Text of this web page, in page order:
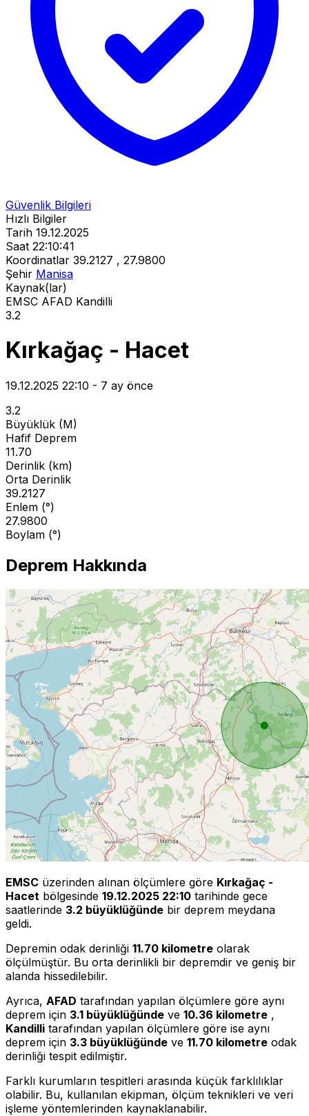
Güvenlik Bilgileri
Hızlı Bilgiler
Tarih 19.12.2025
Saat 22:10:41
Koordinatlar 39.2127 , 27.9800
Şehir Manisa
Kaynak(lar)
EMSC AFAD Kandilli
3.2
Kırkağaç - Hacet
19.12.2025 22:10 - 7 ay önce
3.2
Büyüklük (M)
Hafif Deprem
11.70
Derinlik (km)
Orta Derinlik
39.2127
Enlem (°)
27.9800
Boylam (°)
Deprem Hakkında
EMSC üzerinden alınan ölçümlere göre Kırkağaç -
Hacet bölgesinde 19.12.2025 22:10 tarihinde gece
saatlerinde 3.2 büyüklüğünde bir deprem meydana
geldi.
Depremin odak derinliği 11.70 kilometre olarak
ölçülmüştür. Bu orta derinlikli bir depremdir ve geniş bir
alanda hissedilebilir.
Ayrıca, AFAD tarafından yapılan ölçümlere göre aynı
deprem için 3.1 büyüklüğünde ve 10.36 kilometre ,
Kandilli tarafından yapılan ölçümlere göre ise aynı
deprem için 3.3 büyüklüğünde ve 11.70 kilometre odak
derinliği tespit edilmiştir.
Farklı kurumların tespitleri arasında küçük farklılıklar
olabilir. Bu, kullanılan ekipman, ölçüm teknikleri ve veri
işleme yöntemlerinden kaynaklanabilir.